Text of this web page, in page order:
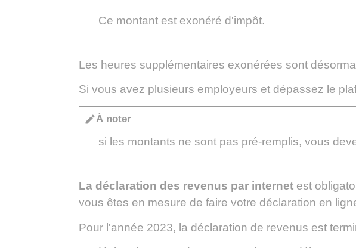
Ce montant est exonéré d'impôt.
Les heures supplémentaires exonérées sont
Si vous avez plusieurs employeurs et dépassez le
editÀ noter
si les montants ne sont pas pré-remplis, vous
La déclaration des revenus par internet est
vous êtes en mesure de faire votre déclaration en
Pour l'année 2023, la déclaration de revenus est